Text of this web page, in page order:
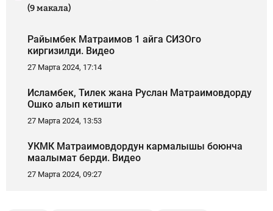
(9 макала)
Райымбек Матраимов 1 айга СИЗОго
киргизилди. Видео
27 Марта 2024, 17:14
Исламбек, Тилек жана Руслан Матраимовдорду
Ошко алып кетишти
27 Марта 2024, 13:53
УКМК Матраимовдордун кармалышы боюнча
маалымат берди. Видео
27 Марта 2024, 09:27